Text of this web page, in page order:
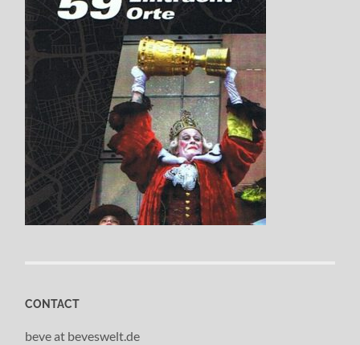
CONTACT
beve at beveswelt.de